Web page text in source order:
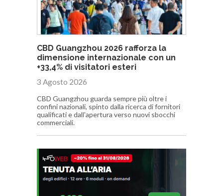
CBD Guangzhou 2026 rafforza la
dimensione internazionale con un
+33,4% di visitatori esteri
3 Agosto 2026
CBD Guangzhou guarda sempre più oltre i
confini nazionali, spinto dalla ricerca di fornitori
qualificati e dall'apertura verso nuovi sbocchi
commerciali.